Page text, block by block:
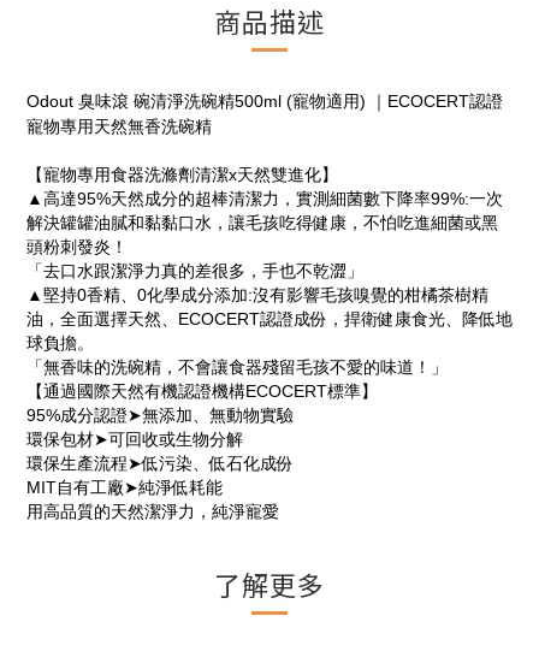
商品描述
Odout 臭味滾 碗清淨洗碗精500ml (寵物適用) ｜ECOCERT認證
寵物專用天然無香洗碗精
【寵物專用食器洗滌劑清潔x天然雙進化】
▲高達95%天然成分的超棒清潔力，實測細菌數下降率99%:一次
解決罐罐油膩和黏黏口水，讓毛孩吃得健康，不怕吃進細菌或黑
頭粉刺發炎！
「去口水跟潔淨力真的差很多，手也不乾澀」
▲堅持0香精、0化學成分添加:沒有影響毛孩嗅覺的柑橘茶樹精
油，全面選擇天然、ECOCERT認證成份，捍衛健康食光、降低地
球負擔。
「無香味的洗碗精，不會讓食器殘留毛孩不愛的味道！」
【通過國際天然有機認證機構ECOCERT標準】
95%成分認證➤無添加、無動物實驗
環保包材➤可回收或生物分解
環保生產流程➤低污染、低石化成份
MIT自有工廠➤純淨低耗能
用高品質的天然潔淨力，純淨寵愛
了解更多